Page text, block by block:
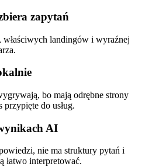
zapytań
landingów i wyraźnej
bo mają odrębne strony
do usług.
AI
nie ma struktury pytań i
łatwo interpretować.